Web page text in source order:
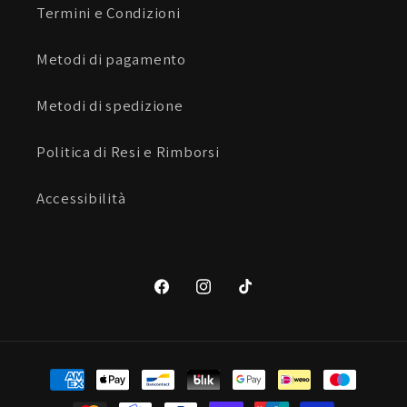
Termini e Condizioni
Metodi di pagamento
Metodi di spedizione
Politica di Resi e Rimborsi
Accessibilità
FacebookInstagramTikTok
Metodi
di